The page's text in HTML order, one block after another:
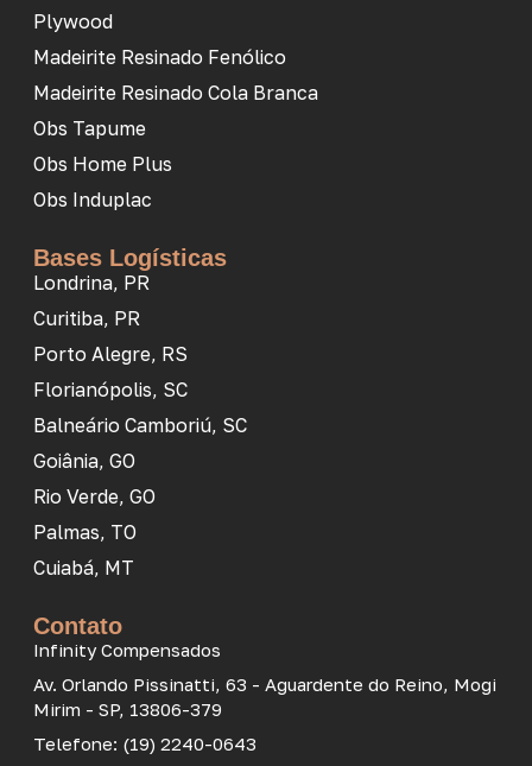
Plywood
Madeirite Resinado Fenólico
Madeirite Resinado Cola Branca
Obs Tapume
Obs Home Plus
Obs Induplac
Bases Logísticas
Londrina, PR
Curitiba, PR
Porto Alegre, RS
Florianópolis, SC
Balneário Camboriú, SC
Goiânia, GO
Rio Verde, GO
Palmas, TO
Cuiabá, MT
Contato
Infinity Compensados
Av. Orlando Pissinatti, 63 - Aguardente do Reino, Mogi
Mirim - SP, 13806-379
Telefone: (19) 2240-0643